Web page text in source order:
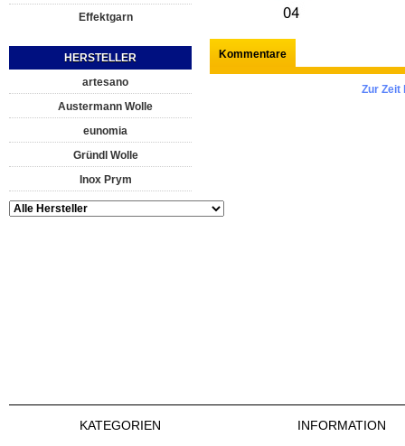
Effektgarn
HERSTELLER
artesano
Austermann Wolle
eunomia
Gründl Wolle
Inox Prym
Kommentare
Zur Zeit
KATEGORIEN INFORMATION